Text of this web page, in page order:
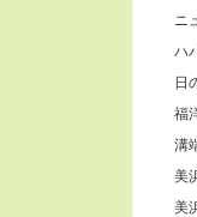
ニ
ハ
日
福
溝
美
美